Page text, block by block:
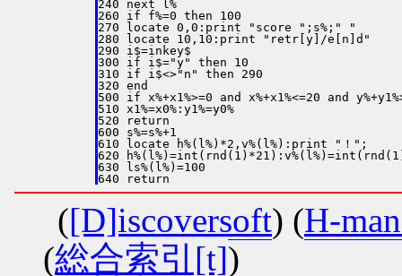
240 next l%
260 if f%=0 then 100
270 locate 0,0:print "score ";s%;" "
280 locate 10,10:print "retr[y]/e[n]d"
290 i$=inkey$
300 if i$="y" then 10
310 if i$<>"n" then 290
320 end
500 if x%+x1%>=0 and x%+x1%<=20 and
510 x1%=x0%:y1%=y0%
520 return
600 s%=s%+1
610 locate h%(l%)*2,v%(l%):print "！";
620
630 ls%(l%)=100
([D]iscoversoft) (H-
(総合索引[t])